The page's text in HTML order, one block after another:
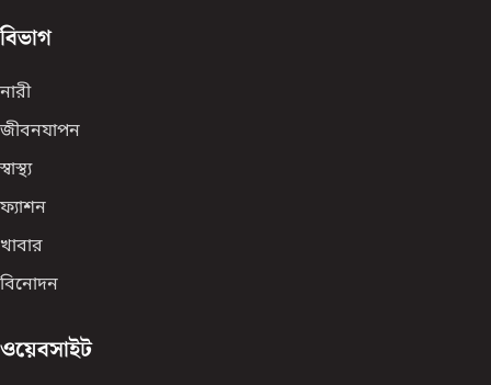
বিভাগ
নারী
জীবনযাপন
স্বাস্থ্য
ফ্যাশন
খাবার
বিনোদন
ওয়েবসাইট